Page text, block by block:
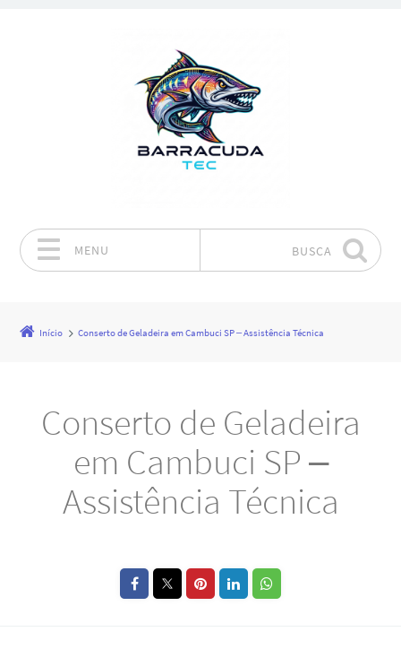
MENU BUSCA
Início Conserto de Geladeira em Cambuci SP – Assistência Técnica
Conserto de Geladeira
em Cambuci SP –
Assistência Técnica